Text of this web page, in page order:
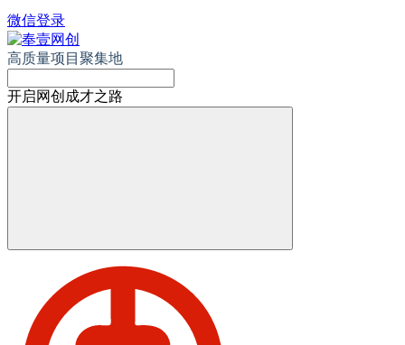
微信登录
高质量项目聚集地
开启网创成才之路